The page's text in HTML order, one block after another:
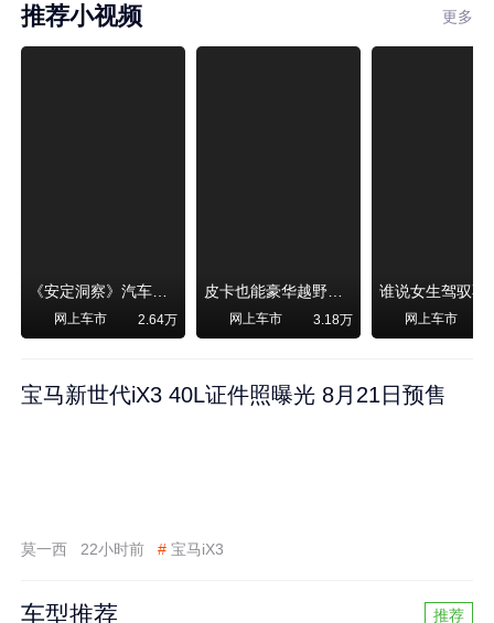
推荐小视频 更多
《安定洞察》汽车烧不烧油，和石油安全无关！
网上车市 2.64万
皮卡也能豪华越野！纵横F700上市，限时卖29.99万起
网上车市 3.18万 网上车市
宝马新世代iX3 40L证件照曝光 8月21日预售
莫一西 22小时前 # 宝马iX3
车型推荐 推荐